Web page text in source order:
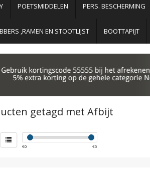
POETSMIDDELEN PERS. BESCHERMING
,RAMEN EN STOOTLIJST BOOTTAPIJT
getagd met Afbijt
€0 €5